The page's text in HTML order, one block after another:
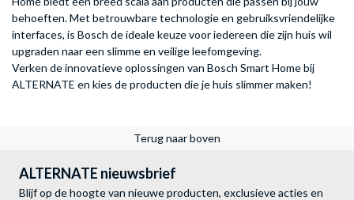
behoeften. Met betrouwbare technologie en gebruiksvriendelijke
interfaces, is Bosch de ideale keuze voor iedereen die zijn huis wil
upgraden naar een slimme en veilige leefomgeving.
Verken de innovatieve oplossingen van Bosch Smart Home bij
ALTERNATE en kies de producten die je huis slimmer maken!
Terug naar boven
ALTERNATE nieuwsbrief
Blijf op de hoogte van nieuwe producten, exclusieve acties en